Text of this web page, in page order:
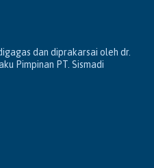
dan diprakarsai oleh dr.
Pimpinan PT. Sismadi